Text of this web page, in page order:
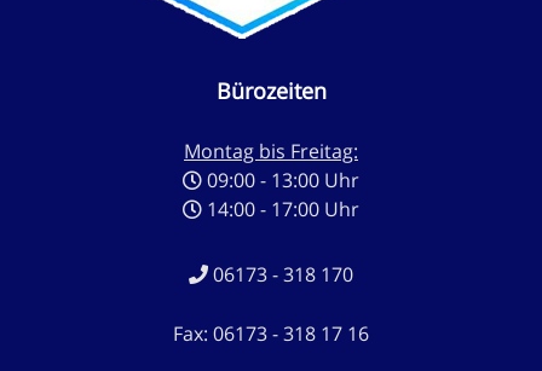
Bürozeiten
Montag bis Freitag:
09:00 - 13:00 Uhr
14:00 - 17:00 Uhr
06173 - 318 170
Fax: 06173 - 318 17 16